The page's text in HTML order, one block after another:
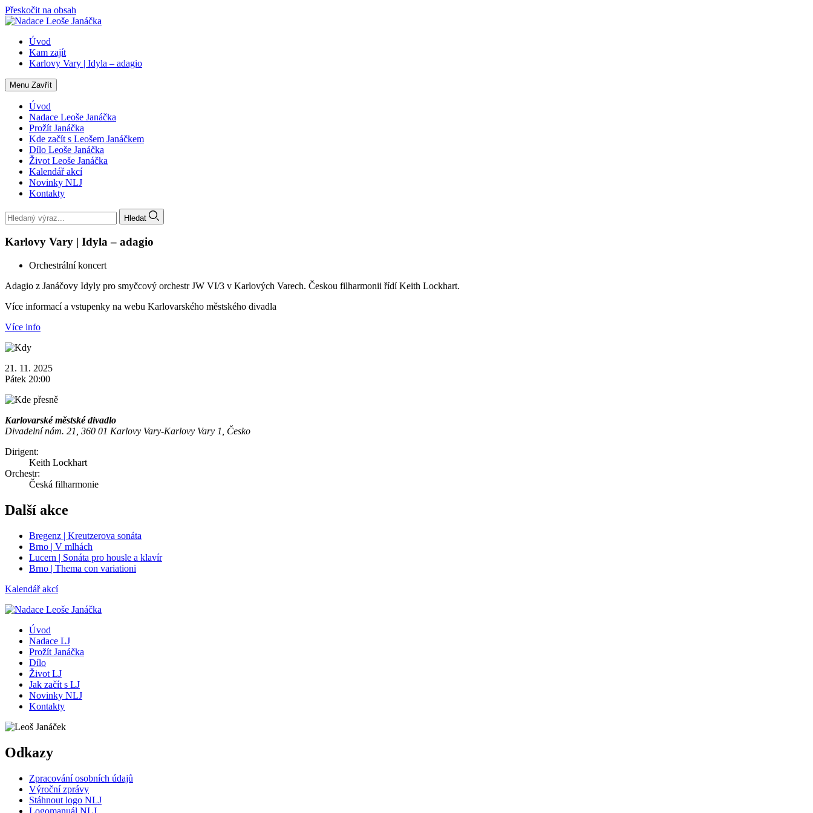
Přeskočit na obsah
Úvod
Kam zajít
Karlovy Vary | Idyla – adagio
Menu Zavřít
Úvod
Nadace Leoše Janáčka
Prožít Janáčka
Kde začít s Leošem Janáčkem
Dílo Leoše Janáčka
Život Leoše Janáčka
Kalendář akcí
Novinky NLJ
Kontakty
Hledat
Karlovy Vary | Idyla – adagio
Orchestrální koncert
Adagio z Janáčovy Idyly pro smyčcový orchestr JW VI/3 v Karlových Varech. Českou filharmonii řídí Keith Lockhart.
Více informací a vstupenky na webu Karlovarského městského divadla
Více info
21. 11. 2025
Pátek 20:00
Karlovarské městské divadlo
Divadelní nám. 21, 360 01 Karlovy Vary-Karlovy Vary 1, Česko
Dirigent:
Keith Lockhart
Orchestr:
Česká filharmonie
Další akce
Bregenz | Kreutzerova sonáta
Brno | V mlhách
Lucern | Sonáta pro housle a klavír
Brno | Thema con variationi
Kalendář akcí
Úvod
Nadace LJ
Prožít Janáčka
Dílo
Život LJ
Jak začít s LJ
Novinky NLJ
Kontakty
Odkazy
Zpracování osobních údajů
Výroční zprávy
Stáhnout logo NLJ
Logomanuál NLJ